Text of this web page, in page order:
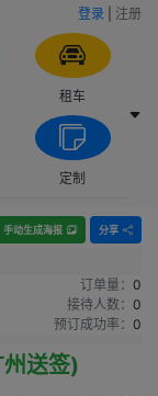
登录 注册
租车
定制
手动生成海报 分享
订单量： 0
接待人数： 0
预订成功率： 0
送签)